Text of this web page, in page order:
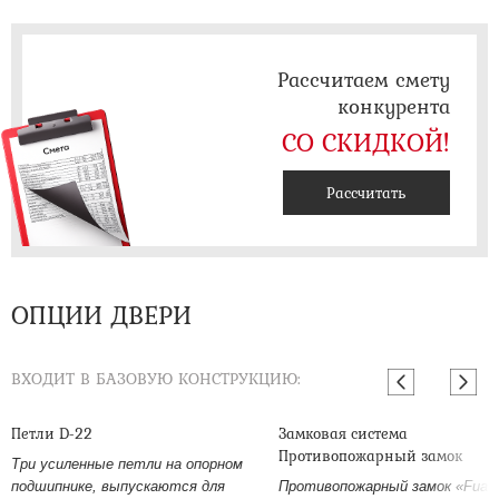
Рассчитаем смету
конкурента
СО СКИДКОЙ!
Рассчитать
ОПЦИИ ДВЕРИ
ВХОДИТ В БАЗОВУЮ КОНСТРУКЦИЮ:
Петли D-22
Три усиленные петли на опорном
подшипнике, выпускаются для
Замковая система
Противопожарный замок
Противопожарный замок